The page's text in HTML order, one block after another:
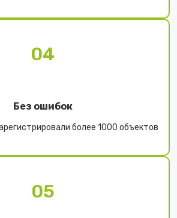
04
Без ошибок
более 1000 объектов
05